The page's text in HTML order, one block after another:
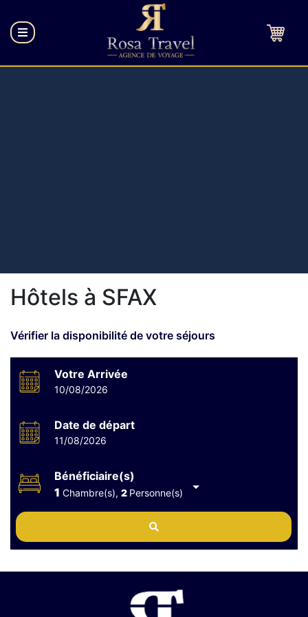
Hôtels à SFAX
Vérifier la disponibilité de votre séjours
Votre Arrivée
10/08/2026
Date de départ
11/08/2026
Bénéficiaire(s)
1 Chambre(s), 2 Personne(s)